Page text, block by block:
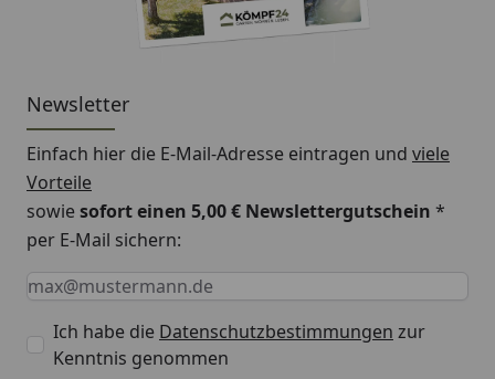
P101 Ist ärztlicher Rat erforderlich,
Verpackung oder Kennzeichnungsetikett
P102 Darf nicht in die Hände von Kindern
gelangen.
Funken, offenen Flammen sowie anderen
Zündquellen
fernhalten. Nicht rauchen.
P260
Staub/Rauch/Gas/Nebel/Dampf/Aerosol
nicht einatmen.
Newsletter
Einfach hier die E-Mail-Adresse eintragen und viele
Vorteile
sowiesofort einen 5,00 € Newslettergutschein *
per E-Mail sichern:
Keine Eingabe erforderlich
Eingabe erforderlich
E-Mail *
Ich habe die Datenschutzbestimmungen zur
Kenntnis genommen